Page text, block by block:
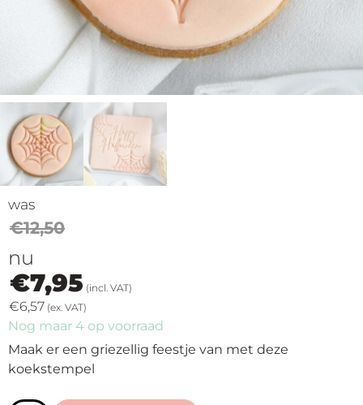
Cursussen
Gratis
Outlet
was
€12,50
nu
€7,95 (incl. VAT)
€6,57 (ex. VAT)
Nog maar 4 op voorraad
Maak er een griezellig feestje van met deze
koekstempel